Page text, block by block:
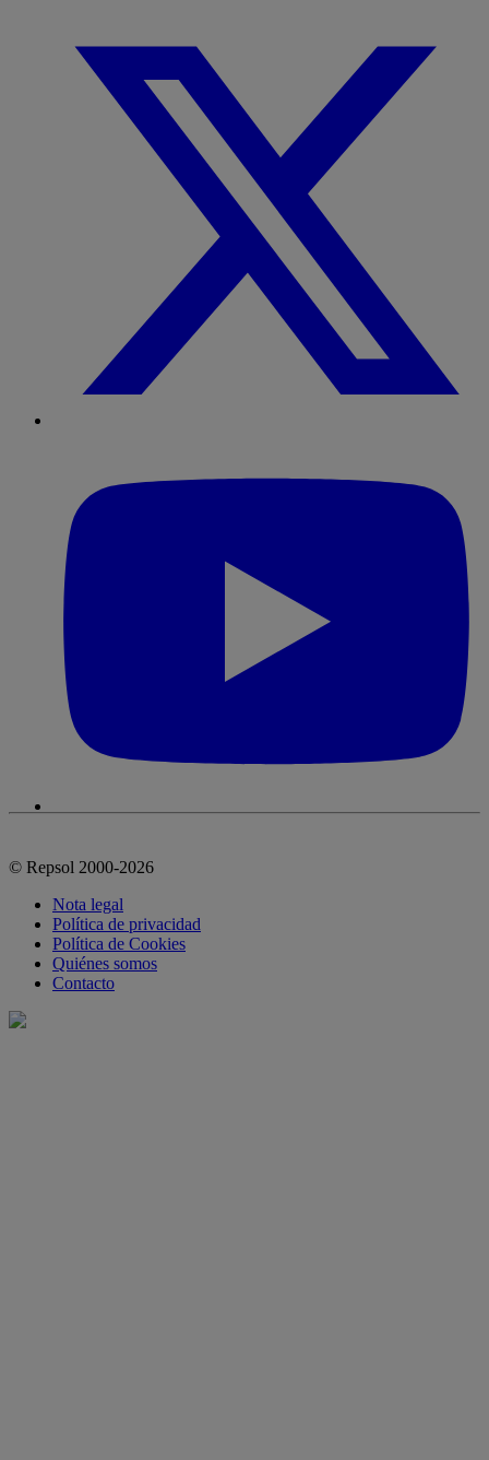
© Repsol 2000-2026
Nota legal
Política de privacidad
Política de Cookies
Quiénes somos
Contacto